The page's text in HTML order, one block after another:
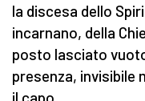
la discesa dello
incarnano, della
posto lasciato
presenza, invisibile